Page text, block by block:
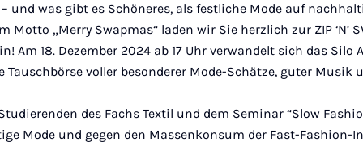
und was gibt es Schöneres, als festliche Mode auf
Motto „Merry Swapmas“ laden wir Sie herzlich zur ZIP ‘N’
Am 18. Dezember 2024 ab 17 Uhr verwandelt sich das Silo
Tauschbörse voller besonderer Mode-Schätze, guter Musik
des Fachs Textil und dem Seminar “Slow
Mode und gegen den Massenkonsum der Fast-Fashion-